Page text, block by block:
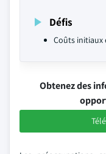
Défis
Coûts initiaux
Obtenez des